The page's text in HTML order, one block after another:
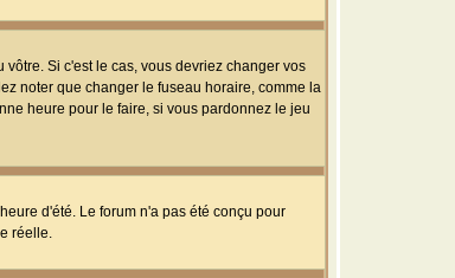
Si c'est le cas, vous devriez changer vos
noter que changer le fuseau horaire, comme la
heure pour le faire, si vous pardonnez le jeu
d'été. Le forum n'a pas été conçu pour
réelle.